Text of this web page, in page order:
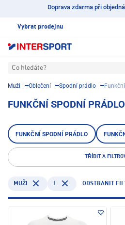
Doprava zdarma při
Vybrat prodejnu
Co hledáte?
Muži Oblečení Spodní prádlo
FUNKČNÍ SPODNÍ
FUNKČNÍ SPODNÍ PRÁDLO
TŘÍDIT A
MUŽI L ODSTRANIT